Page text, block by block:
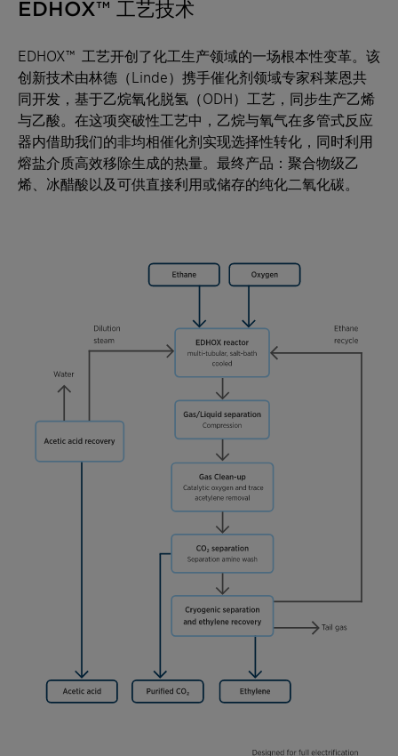
EDHOX™ 工艺技术
EDHOX™ 工艺开创了化工生产领域的一场根本性变革。该
创新技术由林德（Linde）携手催化剂领域专家科莱恩共
同开发，基于乙烷氧化脱氢（ODH）工艺，同步生产乙烯
与乙酸。在这项突破性工艺中，乙烷与氧气在多管式反应
器内借助我们的非均相催化剂实现选择性转化，同时利用
熔盐介质高效移除生成的热量。最终产品：聚合物级乙
烯、冰醋酸以及可供直接利用或储存的纯化二氧化碳。